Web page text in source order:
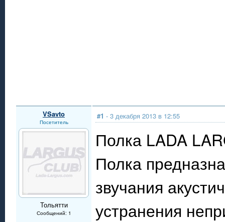
VSavto
Посетитель
Тольятти
Сообщений: 1
#1 - 3 декабря 2013 в 12:55
Полка LADA
Полка
звучания
устранения